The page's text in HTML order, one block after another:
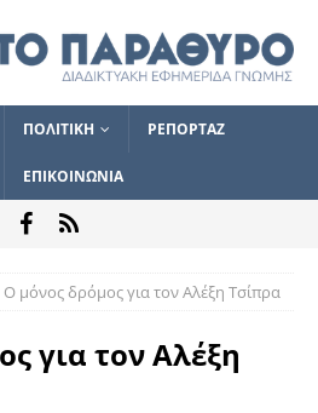
ΠΟΛΙΤΙΚΗ ΡΕΠΟΡΤΑΖ
ΕΠΙΚΟΙΝΩΝΙΑ
Ο μόνος δρόμος για τον Αλέξη Τσίπρα
για τον Αλέξη